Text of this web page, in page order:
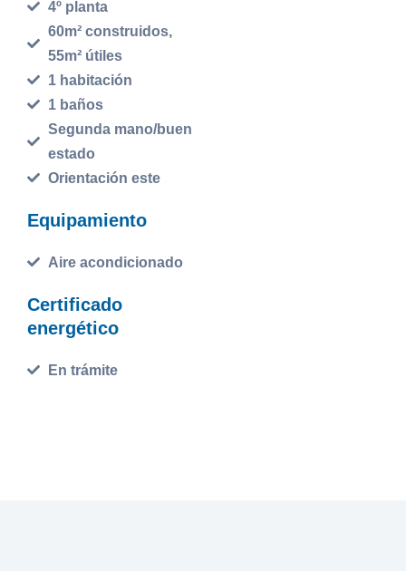
4º planta
60m² construidos,
55m² útiles
1 habitación
1 baños
Segunda mano/buen
estado
Orientación este
Equipamiento
Aire acondicionado
Certificado
energético
En trámite